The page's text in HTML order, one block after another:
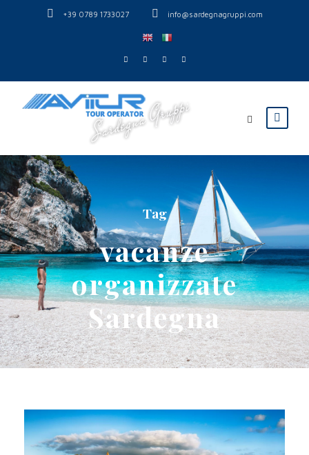
+39 0789 1733027 info@sardegnagruppi.com
Tag
vacanze
organizzate
Sardegna